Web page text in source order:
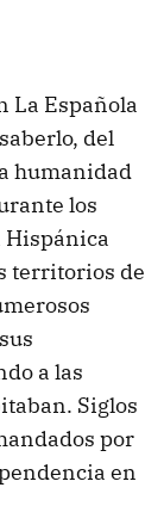
La Española
del
humanidad
los
Hispánica
territorios de
a las
Siglos
por
en